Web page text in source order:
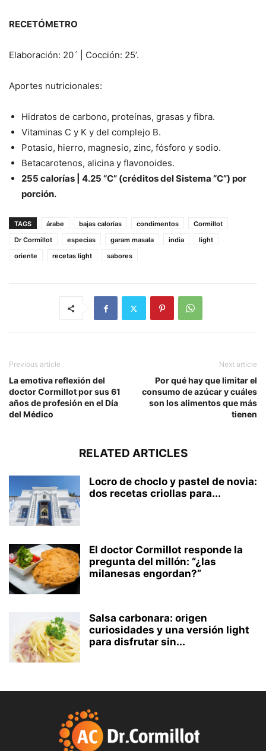
RECETÓMETRO
Elaboración: 20´ | Cocción: 25’.
Aportes nutricionales:
Hidratos de carbono, proteínas, grasas y fibra.
Vitaminas C y K y del complejo B.
Potasio, hierro, magnesio, zinc, fósforo y sodio.
Betacarotenos, alicina y flavonoides.
255 calorías | 4.25 “C” (créditos del Sistema “C”) por
porción.
TAGS árabe bajas calorías condimentos
Cormillot
Dr Cormillot
especias garam masala india
light
oriente
recetas light sabores
Previous article
La emotiva reflexión del
doctor Cormillot por sus 61
años de profesión en el Día
del Médico
Next article
Por qué hay que limitar el
consumo de azúcar y cuáles
son los alimentos que más
tienen
RELATED ARTICLES
Locro de choclo y pastel de novia:
dos recetas criollas para...
El doctor Cormillot responde la
pregunta del millón: “¿las
milanesas engordan?”
Salsa carbonara: origen
curiosidades y una versión light
para disfrutar sin...